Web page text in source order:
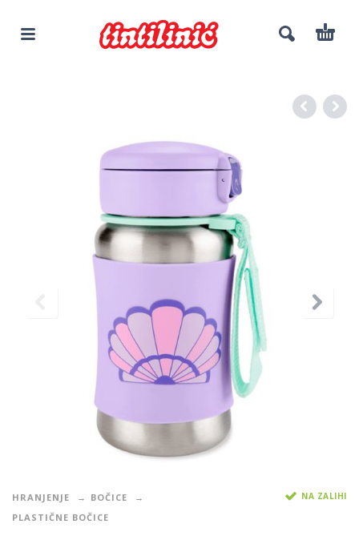
HRANJENJE
BOČICE
PLASTIČNE BOČICE
NA ZALIHI